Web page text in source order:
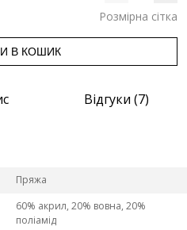
Розмірна сітка
В КОШИК
Відгуки (7)
Пряжа
60% акрил, 20% вовна, 20%
поліамід